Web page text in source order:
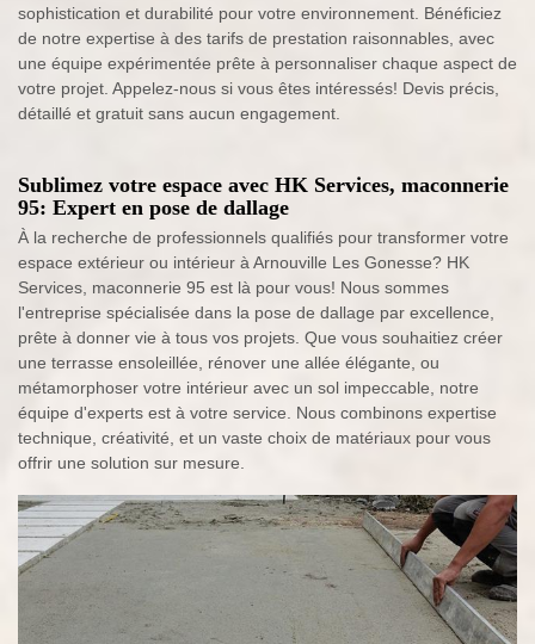
sophistication et durabilité pour votre environnement. Bénéficiez
de notre expertise à des tarifs de prestation raisonnables, avec
une équipe expérimentée prête à personnaliser chaque aspect de
votre projet. Appelez-nous si vous êtes intéressés! Devis précis,
détaillé et gratuit sans aucun engagement.
Sublimez votre espace avec HK Services, maconnerie
95: Expert en pose de dallage
À la recherche de professionnels qualifiés pour transformer votre
espace extérieur ou intérieur à Arnouville Les Gonesse? HK
Services, maconnerie 95 est là pour vous! Nous sommes
l'entreprise spécialisée dans la pose de dallage par excellence,
prête à donner vie à tous vos projets. Que vous souhaitiez créer
une terrasse ensoleillée, rénover une allée élégante, ou
métamorphoser votre intérieur avec un sol impeccable, notre
équipe d'experts est à votre service. Nous combinons expertise
technique, créativité, et un vaste choix de matériaux pour vous
offrir une solution sur mesure.